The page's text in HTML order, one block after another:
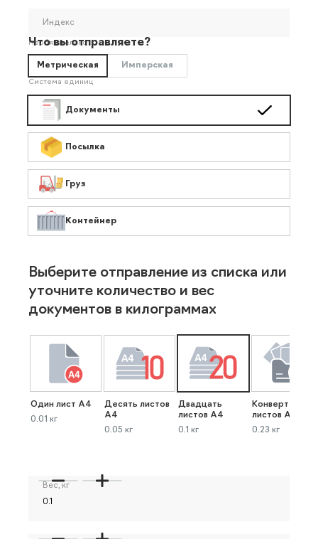
Индекс
Необязательно
Что вы отправляете?
Метрическая Имперская
Система единиц
Документы
Посылка
Груз
Контейнер
Выберите отправление из списка или
уточните количество и вес
документов в килограммах
Один лист А4
0.01 кг
Десять листов
А4
0.05 кг
Двадцать
листов А4
0.1 кг
Конверт до 40
листов А4
0.23 кг
Вес, кг